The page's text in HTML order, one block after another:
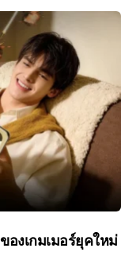
งเกมเมอร์ยุคใหม่